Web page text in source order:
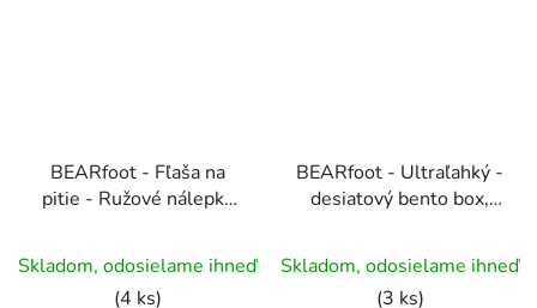
BEARfoot - Fľaša na
pitie - Ružové nálepky
Skladom, odosielame ihneď
(4 ks)
BEARfoot - Ultraľahký -
desiatový bento box,
Skladom, odosielame ihneď
(3 ks)